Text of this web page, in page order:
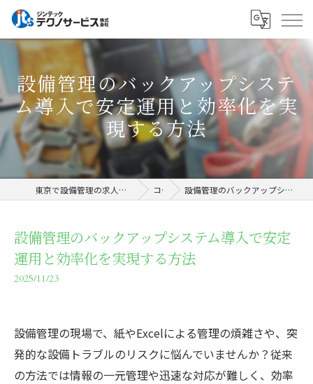
設備管理のバックアップシステ
ム導入で安定運用と効率化を実
現する方法
東京で設備管理の求人ならジンテックテクノサービス株式会社 コラム 設備管理のバックアップシステム導入で安定運用と効率化を実現する方法
設備管理のバックアップシステム導入で安定
運用と効率化を実現する方法
2025/11/23
設備管理の現場で、紙やExcelによる管理の煩雑さや、突
発的な設備トラブルのリスクに悩んでいませんか？従来
の方法では情報の一元管理や迅速な対応が難しく、効率